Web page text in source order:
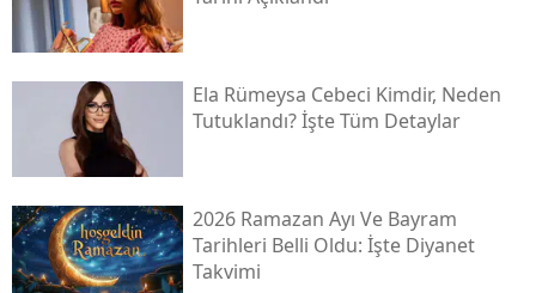
Ela Rümeysa Cebeci Kimdir, Neden
Tutuklandı? İşte Tüm Detaylar
2026 Ramazan Ayı Ve Bayram
Tarihleri Belli Oldu: İşte Diyanet
Takvimi